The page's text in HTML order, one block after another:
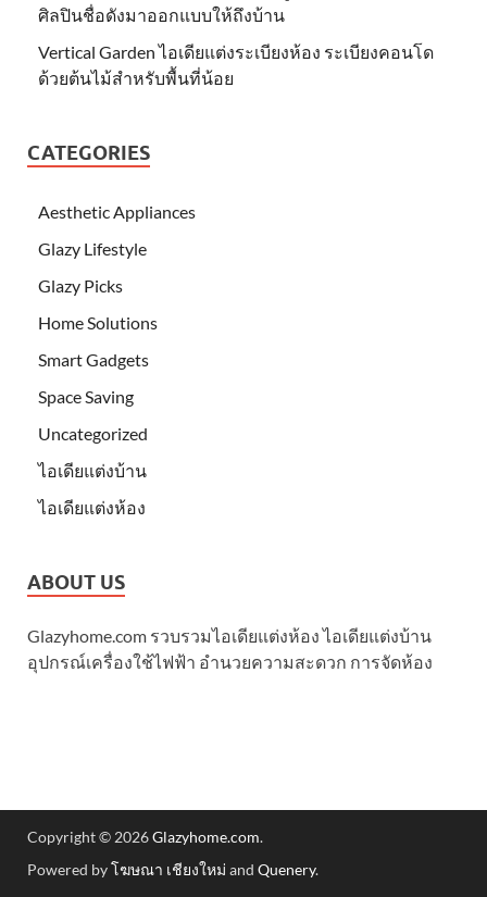
ศิลปินชื่อดังมาออกแบบให้ถึงบ้าน
Vertical Garden ไอเดียแต่งระเบียงห้อง ระเบียงคอนโด
ด้วยต้นไม้สำหรับพื้นที่น้อย
CATEGORIES
Aesthetic Appliances
Glazy Lifestyle
Glazy Picks
Home Solutions
Smart Gadgets
Space Saving
Uncategorized
ไอเดียแต่งบ้าน
ไอเดียแต่งห้อง
ABOUT US
Glazyhome.com รวบรวมไอเดียแต่งห้อง ไอเดียแต่งบ้าน
อุปกรณ์เครื่องใช้ไฟฟ้า อำนวยความสะดวก การจัดห้อง
Copyright © 2026Glazyhome.com.
Powered byโฆษณา เชียงใหม่ and Quenery.